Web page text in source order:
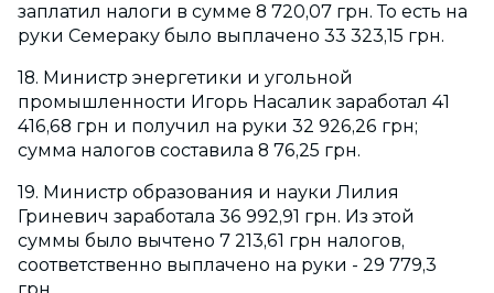
заплатил налоги в сумме 8 720,07 грн. То есть на
руки Семераку было выплачено 33 323,15 грн.
18. Министр энергетики и угольной
промышленности Игорь Насалик заработал 41
416,68 грн и получил на руки 32 926,26 грн;
сумма налогов составила 8 76,25 грн.
19. Министр образования и науки Лилия
Гриневич заработала 36 992,91 грн. Из этой
суммы было вычтено 7 213,61 грн налогов,
соответственно выплачено на руки - 29 779,3